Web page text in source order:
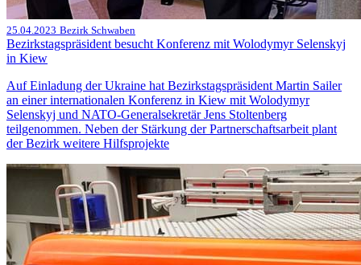
25.04.2023 Bezirk Schwaben
Bezirkstagspräsident besucht Konferenz mit Wolodymyr Selenskyj
in Kiew
Auf Einladung der Ukraine hat Bezirkstagspräsident Martin Sailer
an einer internationalen Konferenz in Kiew mit Wolodymyr
Selenskyj und NATO-Generalsekretär Jens Stoltenberg
teilgenommen. Neben der Stärkung der Partnerschaftsarbeit plant
der Bezirk weitere Hilfsprojekte